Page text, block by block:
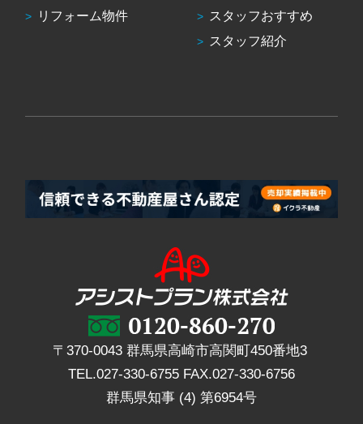
リフォーム物件
スタッフおすすめ
スタッフ紹介
〒370-0043 群馬県高崎市高関町450番地3
TEL.027-330-6755 FAX.027-330-6756
群馬県知事 (4) 第6954号